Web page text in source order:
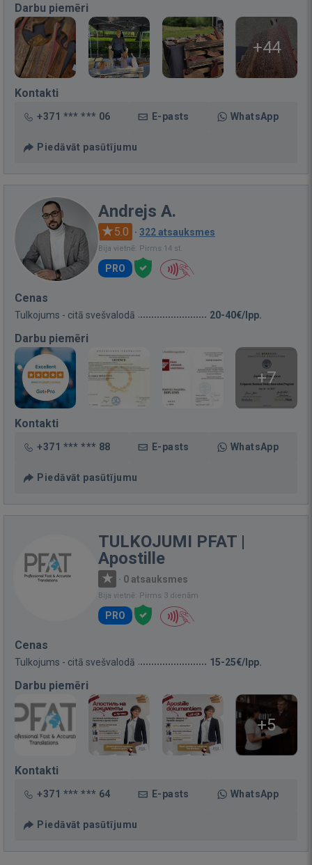
Darbu piemēri
+44
Kontakti
+371 *** *** 06 E-pasts WhatsApp
Piedāvāt pasūtījumu
Andrejs A.
5.0 · 322 atsauksmes
Bija vietnē: Pirms 14 st.
PRO
Cenas
Tulkojums - citā svešvalodā 20-40€/lpp.
Darbu piemēri
+7
Kontakti
+371 *** *** 88 E-pasts WhatsApp
Piedāvāt pasūtījumu
TULKOJUMI PFAT |
Apostille
· 0 atsauksmes
Bija vietnē: Pirms 3 dienām
PRO
Cenas
Tulkojums - citā svešvalodā 15-25€/lpp.
Darbu piemēri
+5
Kontakti
+371 *** *** 64 E-pasts WhatsApp
Piedāvāt pasūtījumu